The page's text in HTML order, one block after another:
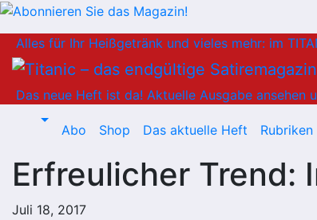
Inhalt
springen
Alles für Ihr Heißgetränk und vieles mehr: im
Das neue Heft ist da! Aktuelle Ausgabe ansehen
Abo Shop Das aktuelle Heft Rubriken
Erfreulicher Trend:
Juli 18, 2017